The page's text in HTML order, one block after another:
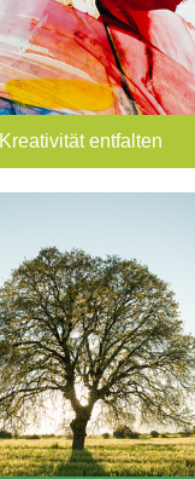
Kreativität entfalten